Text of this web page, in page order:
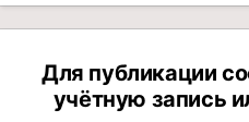
Для публикации
учётную запись